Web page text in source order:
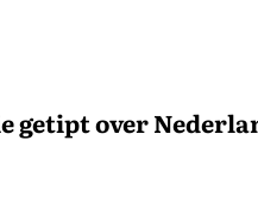
getipt over